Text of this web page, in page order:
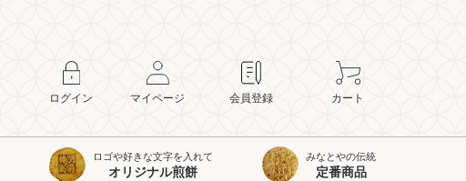
ログイン マイページ 会員登録 カート
ロゴや好きな文字を入れて
オリジナル煎餅
みなとやの伝統
定番商品